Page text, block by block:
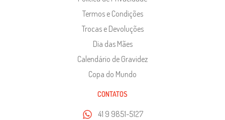
Termos e Condições
Trocas e Devoluções
Dia das Mães
Calendário de Gravidez
Copa do Mundo
CONTATOS
41 9 9851-5127